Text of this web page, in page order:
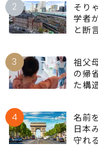
2
そり
学者
と断
3
祖父
の帰
た構
4
名前
日本
守れ